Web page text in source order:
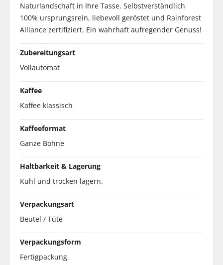
Naturlandschaft in Ihre Tasse. Selbstverständlich
100% ursprungsrein, liebevoll geröstet und Rainforest
Alliance zertifiziert. Ein wahrhaft aufregender Genuss!
Zubereitungsart
Vollautomat
Kaffee
Kaffee klassisch
Kaffeeformat
Ganze Bohne
Haltbarkeit & Lagerung
Kühl und trocken lagern.
Verpackungsart
Beutel / Tüte
Verpackungsform
Fertigpackung